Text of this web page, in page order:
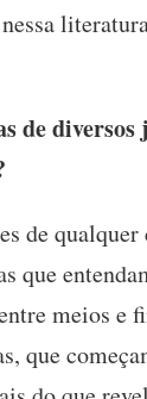
de
de
que
meios e
que